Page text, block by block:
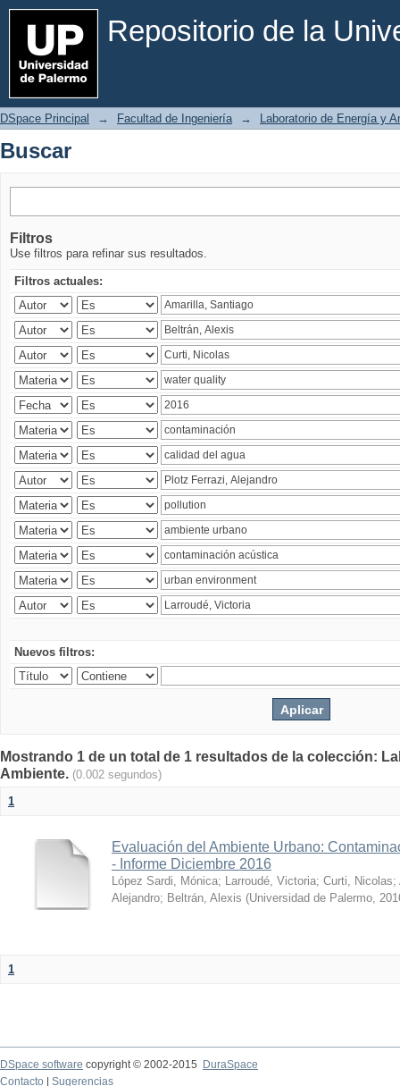
Repositorio de la
Buscar
DSpace Principal → Facultad de Ingeniería → Laboratorio de Energía y
Buscar
Filtros
Use filtros para refinar sus resultados.
Filtros actuales:
Nuevos filtros:
Mostrando 1 de un total de 1 resultados de la colección:
Ambiente. (0.002 segundos)
1
Evaluación del Ambiente Urbano:
- Informe Diciembre 2016
López Sardi, Mónica; Larroudé, Victoria; Curti, Nicolas;
Alejandro; Beltrán, Alexis (Universidad de Palermo,
1
DSpace software copyright © 2002-2015
DuraSpace
Contacto
Sugerencias